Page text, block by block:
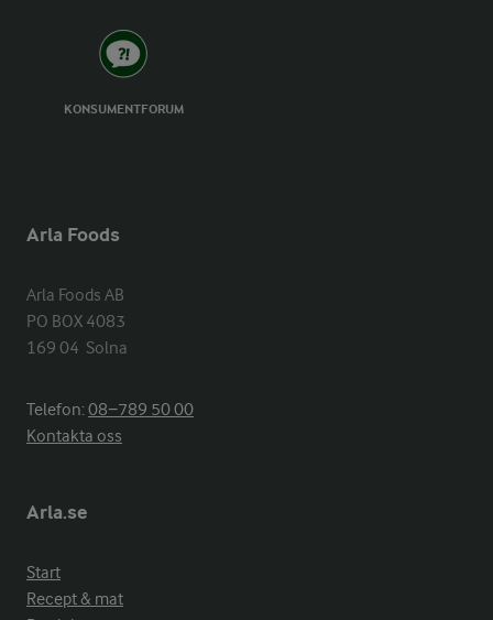
KONSUMENTFORUM
Arla Foods
Arla Foods AB
PO BOX 4083
169 04  Solna
Telefon:08−789 50 00
Kontakta oss
Arla.se
Start
Recept & mat